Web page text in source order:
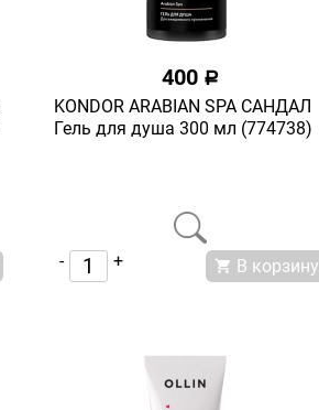
400 a
KONDOR ARABIAN SPA САНДАЛ
Гель для душа 300 мл (774738)
- + В корзину